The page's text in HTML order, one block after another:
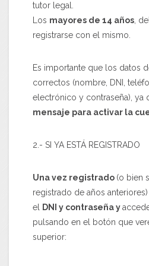
tutor legal.
Los mayores de 14 años ,
registrarse con el mismo.
Es importante que los datos
correctos (nombre, DNI,
electrónico y contraseña), ya
mensaje para activar la
2.- SI YA ESTÁ REGISTRADO
Una vez registrado (o bien
registrado de años
el
DNI y contraseña y
pulsando en el botón que
superior: